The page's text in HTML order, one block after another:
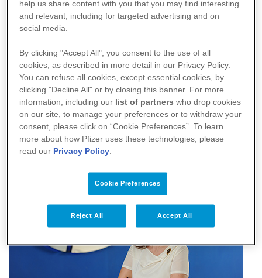
Lideri olarak atandı. Berfu Yazıyurt’un yeni
sorumluluk alanı Türkiye, Avusturya,
Bulgaristan, Sırbistan, Bosna-Hersek,
Hırvatistan, Slovenya, Makedonya, Karadağ,
Kosova ile Arnavutluk’tan oluşan Güney Doğu
Avrupa Bölgesi de dahil olmak üzere, tüm
Doğu Avrupa Bölgesi’ni kapsayacak.
help us share content with you that you may find interesting
and relevant, including for targeted advertising and on
social media.
By clicking "Accept All", you consent to the use of all
cookies, as described in more detail in our Privacy Policy.
You can refuse all cookies, except essential cookies, by
clicking "Decline All" or by closing this banner. For more
information, including our list of partners who drop cookies
on our site, to manage your preferences or to withdraw your
consent, please click on “Cookie Preferences”. To learn
more about how Pfizer uses these technologies, please
read our Privacy Policy.
Cookie Preferences
Reject All Accept All